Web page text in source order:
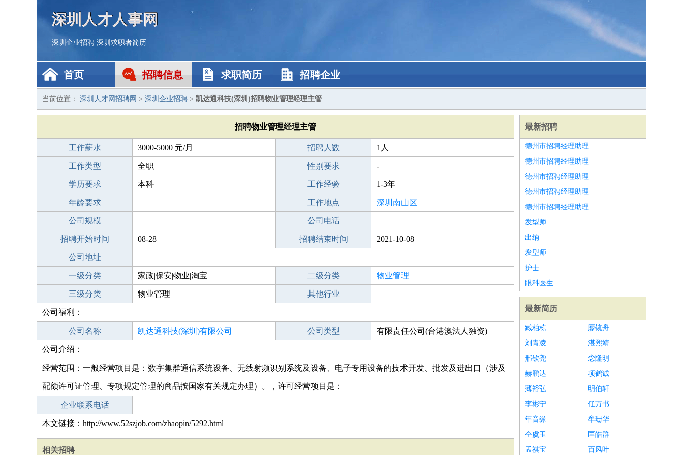
深圳人才人事网
深圳企业招聘 深圳求职者简历
首页 招聘信息 求职简历 招聘企业
当前位置： 深圳人才网招聘网 > 深圳企业招聘 > 凯达通科技(深圳)招聘物业管理经理主管
招聘物业管理经理主管
工作薪水 3000-5000 元/月 招聘人数 1人
工作类型 全职 性别要求 -
学历要求 本科 工作经验 1-3年
年龄要求 工作地点 深圳南山区
公司规模 公司电话
招聘开始时间 08-28 招聘结束时间 2021-10-08
公司地址
一级分类 家政|保安|物业|淘宝 二级分类 物业管理
三级分类 物业管理 其他行业
公司福利：
公司名称 凯达通科技(深圳)有限公司 公司类型 有限责任公司(台港澳法人独资)
公司介绍：
经营范围：一般经营项目是：数字集群通信系统设备、无线射频识别系统及设备、电子专用设备的技术开发、批发及进出口（涉及
配额许可证管理、专项规定管理的商品按国家有关规定办理）。，许可经营项目是：
企业联系电话
本文链接：http://www.52szjob.com/zhaopin/5292.html
相关招聘
最新招聘
德州市招聘经理助理
德州市招聘经理助理
德州市招聘经理助理
德州市招聘经理助理
德州市招聘经理助理
发型师
出纳
发型师
护士
眼科医生
最新简历
臧柏栋
廖镜舟
刘青凌
湛熙靖
邢钦尧
念隆明
赫鹏达
项鹤诚
薄裕弘
明伯轩
李彬宁
任万书
年音缘
牟珊华
仝虞玉
匡皓群
孟祺宝
百风叶